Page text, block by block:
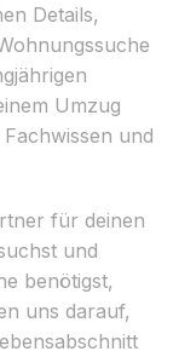
Details,
Umzug
und
für deinen
und
benötigst,
uns darauf,